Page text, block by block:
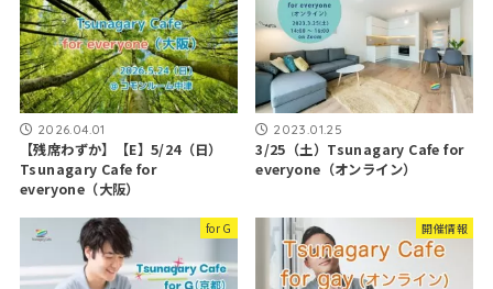
2026.04.01
【残席わずか】【E】5/24（日）
Tsunagary Cafe for
everyone（大阪）
2023.01.25
3/25（土）Tsunagary Cafe for
everyone（オンライン）
for G 開催情報